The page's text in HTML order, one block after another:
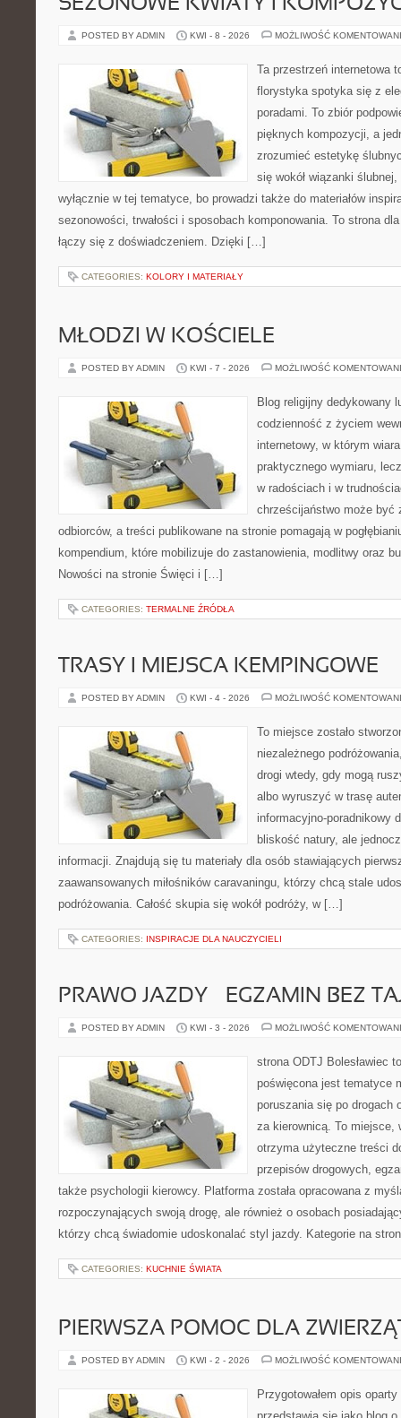
SEZONOWE KWIATY I
POSTED BY ADMIN KWI - 8 - 2026 MOŻLIWOŚĆ
Ta przestrzeń internetowa
florystyka spotyka się z
poradami. To zbiór
pięknych kompozycji, a
zrozumieć estetykę
się wokół wiązanki
wyłącznie w tej tematyce, bo prowadzi także do materiałów
sezonowości, trwałości i sposobach komponowania. To strona
łączy się z doświadczeniem. Dzięki […]
CATEGORIES: KOLORY I MATERIAŁY
MŁODZI W KOŚCIELE
POSTED BY ADMIN KWI - 7 - 2026 MOŻLIWOŚĆ
Blog religijny dedykowany
codzienność z życiem
internetowy, w którym
praktycznego wymiaru,
w radościach i w
chrześcijaństwo może być
odbiorców, a treści publikowane na stronie pomagają w
kompendium, które mobilizuje do zastanowienia, modlitwy oraz
Nowości na stronie Święci i […]
CATEGORIES: TERMALNE ŹRÓDŁA
TRASY I MIEJSCA KEMPINGOWE
POSTED BY ADMIN KWI - 4 - 2026 MOŻLIWOŚĆ
To miejsce zostało
niezależnego
drogi wtedy, gdy mogą
albo wyruszyć w trasę
informacyjno-poradnikowy
bliskość natury, ale
informacji. Znajdują się tu materiały dla osób stawiających
zaawansowanych miłośników caravaningu, którzy chcą stale
podróżowania. Całość skupia się wokół podróży, w […]
CATEGORIES: INSPIRACJE DLA NAUCZYCIELI
PRAWO JAZDY – EGZAMIN BEZ
POSTED BY ADMIN KWI - 3 - 2026 MOŻLIWOŚĆ
strona ODTJ Bolesławiec
poświęcona jest tematyce
poruszania się po drogach
za kierownicą. To miejsce,
otrzyma użyteczne treści
przepisów drogowych,
także psychologii kierowcy. Platforma została opracowana z
rozpoczynających swoją drogę, ale również o osobach
którzy chcą świadomie udoskonalać styl jazdy. Kategorie na
CATEGORIES: KUCHNIE ŚWIATA
PIERWSZA POMOC DLA
POSTED BY ADMIN KWI - 2 - 2026 MOŻLIWOŚĆ
Przygotowałem opis